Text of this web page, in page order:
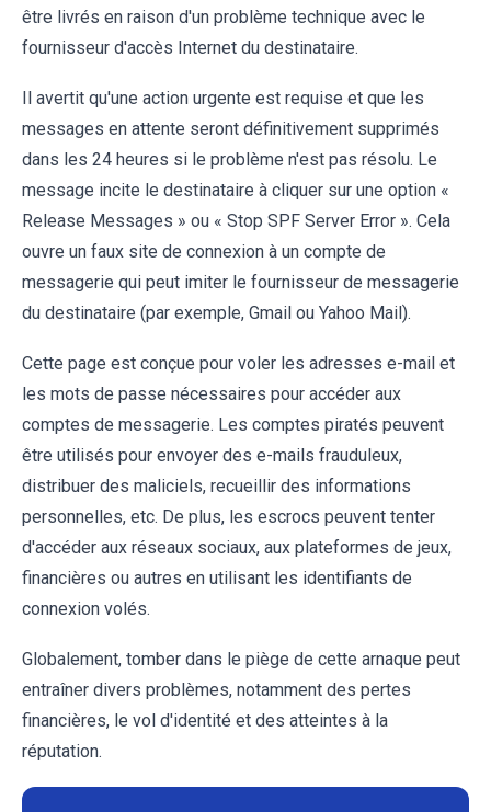
être livrés en raison d'un problème technique avec le
fournisseur d'accès Internet du destinataire.
Il avertit qu'une action urgente est requise et que les
messages en attente seront définitivement supprimés
dans les 24 heures si le problème n'est pas résolu. Le
message incite le destinataire à cliquer sur une option «
Release Messages » ou « Stop SPF Server Error ». Cela
ouvre un faux site de connexion à un compte de
messagerie qui peut imiter le fournisseur de messagerie
du destinataire (par exemple, Gmail ou Yahoo Mail).
Cette page est conçue pour voler les adresses e-mail et
les mots de passe nécessaires pour accéder aux
comptes de messagerie. Les comptes piratés peuvent
être utilisés pour envoyer des e-mails frauduleux,
distribuer des maliciels, recueillir des informations
personnelles, etc. De plus, les escrocs peuvent tenter
d'accéder aux réseaux sociaux, aux plateformes de jeux,
financières ou autres en utilisant les identifiants de
connexion volés.
Globalement, tomber dans le piège de cette arnaque peut
entraîner divers problèmes, notamment des pertes
financières, le vol d'identité et des atteintes à la
réputation.